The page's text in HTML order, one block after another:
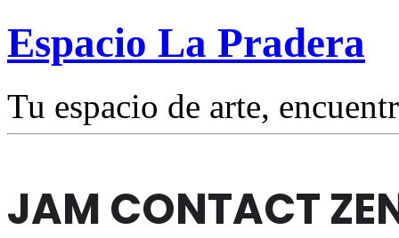
Espacio La Pradera
Tu espacio de arte,
JAM CONTACT